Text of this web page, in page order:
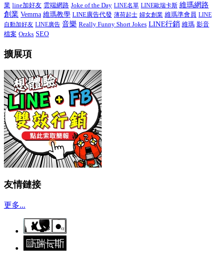
業 line加好友 雲端網路 Joke of the Day LINE名單 LINE歐瑞卡斯 維瑪網路
創業 Vemma 維瑪教學 LINE廣告代發 薄荷起士 婦女創業 維瑪準會員 LINE
自動加好友 LINE廣告 音樂 Really Funny Short Jokes LINE行銷 維瑪 影音
檔案 Orzks SEO
擴展項
友情鏈接
更多...